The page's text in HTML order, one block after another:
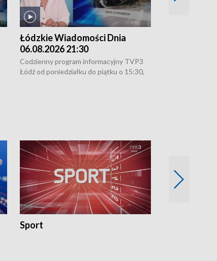
Łódzkie Wiadomości Dnia
06.08.2026 21:30
Codzienny program informacyjny TVP3
Łódź od poniedziałku do piątku o 15:30,
Sport